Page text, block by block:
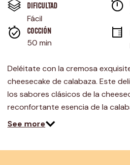
en
la
misma
página.
DIFICULTAD
Fácil
COCCIÓN
50 min
Deléitate con la cremosa
cheesecake de calabaza. Este
los sabores clásicos de la
reconfortante esencia de la
See more